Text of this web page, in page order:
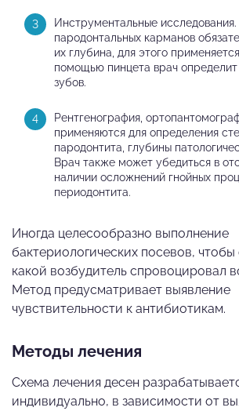
Инструментальные
пародонтальных карманов
их глубина, для этого
помощью пинцета врач
зубов.
Рентгенография,
применяются для определения
пародонтита, глубины
Врач также может убедиться в
наличии осложнений гнойных
периодонтита.
Иногда целесообразно выполнение
бактериологических посевов, чтобы
какой возбудитель спровоцировал
Метод предусматривает выявление
чувствительности к антибиотикам.
Методы лечения
Схема лечения десен
индивидуально, в зависимости от